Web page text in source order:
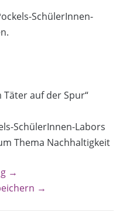
SchülerInnen-
auf der Spur“
SchülerInnen-Labors
Thema Nachhaltigkeit
→
→